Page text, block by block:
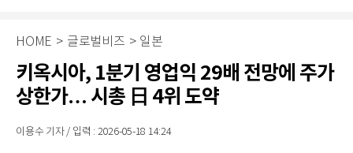
HOME > 글로벌비즈 > 일본
키옥시아, 1분기 영업익 29배 전망에 주가
상한가… 시총 日 4위 도약
이용수 기자 / 입력 : 2026-05-18 14:24